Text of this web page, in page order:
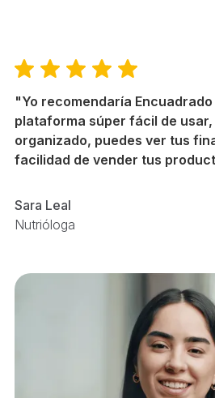
"Yo recomendaría
plataforma súper fácil de
organizado, puedes ver tus
facilidad de vender tus
Sara Leal
Nutrióloga